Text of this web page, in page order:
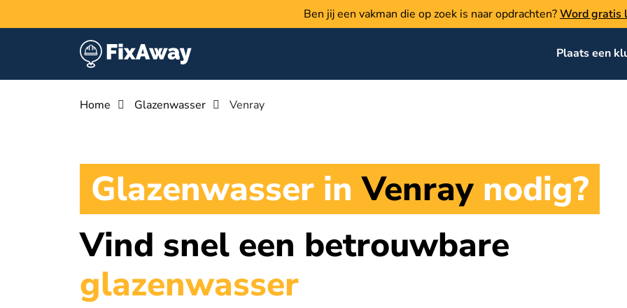
Ben jij een vakman die op zoek is naar opdrachten?Word gratis
Plaats een
Home Glazenwasser Venray
Glazenwasser inVenray nodig?
Vind snel een betrouwbare
glazenwasser